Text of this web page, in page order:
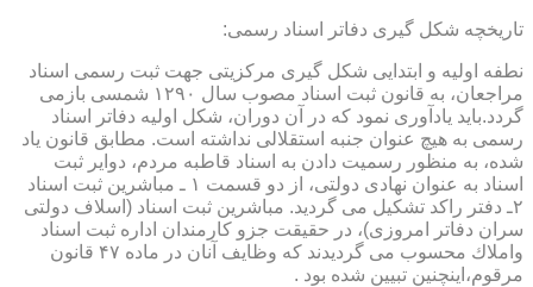
تاریخچه شكل گیری دفاتر اسناد رسمی:
نطفه اولیه و ابتدایی شكل گیری مركزیتی جهت ثبت رسمی اسناد
مراجعان، به قانون ثبت اسناد مصوب سال ۱۲۹۰ شمسی بازمی
گردد.باید یادآوری نمود كه در آن دوران، شكل اولیه دفاتر اسناد
رسمی به هیچ عنوان جنبه استقلالی نداشته است. مطابق قانون یاد
شده، به منظور رسمیت دادن به اسناد قاطبه مردم، دوایر ثبت
اسناد به عنوان نهادی دولتی، از دو قسمت ۱ ـ مباشرین ثبت اسناد
۲ـ دفتر راكد تشكیل می گردید. مباشرین ثبت اسناد (اسلاف دولتی
سران دفاتر امروزی)، در حقیقت جزو كارمندان اداره ثبت اسناد
واملاك محسوب می گردیدند كه وظایف آنان در ماده ۴۷ قانون
مرقوم،اینچنین تبیین شده بود .